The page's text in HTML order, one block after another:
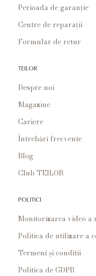
Perioada de garanție
Centre de reparații
Formular de retur
TEILOR
Despre noi
Magazine
Cariere
Întrebări frecvente
Blog
Club TEILOR
POLITICI
Monitorizarea video a
Politica de utilizare a
Termeni și conditii
Politica de GDPR